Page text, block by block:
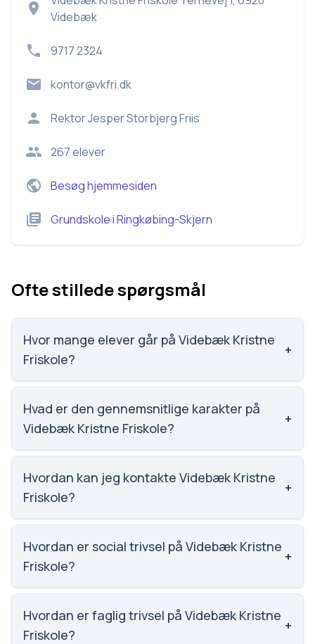
Videbæk
9717 2324
kontor@vkfri.dk
RektorJesper Storbjerg Friis
267elever
Besøg hjemmesiden
GrundskoleiRingkøbing-Skjern
Ofte stillede spørgsmål
Hvor mange elever går på Videbæk Kristne
Friskole?
+
Videbæk Kristne Friskole har 267 elever, hvilket gør
den til nummer 1001 ud af 3143 skoler.
Hvad er den gennemsnitlige karakter på
Videbæk Kristne Friskole?
+
Karaktergennemsnittet på Videbæk Kristne Friskole
er 8, nummer 364 ud af 3143 skoler.
Hvordan kan jeg kontakte Videbæk Kristne
Friskole?
+
Email: kontor@vkfri.dk. Telefon: 9717 2324. Adresse:
Videbæk Kristne Friskole Ternevej 1, 6920 Videbæk.
Skoleleder: Jesper Storbjerg Friis.
Hvordan er social trivsel på Videbæk Kristne
Friskole?
+
Vi har ikke data om social trivsel for Videbæk Kristne
Friskole.
Hvordan er faglig trivsel på Videbæk Kristne
Friskole?
+